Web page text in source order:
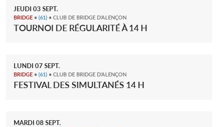
JEUDI 03 SEPT.
BRIDGE • (61) • CLUB DE BRIDGE D'ALENÇON
TOURNOI DE RÉGULARITÉ À 14 H
LUNDI 07 SEPT.
BRIDGE • (61) • CLUB DE BRIDGE D'ALENÇON
FESTIVAL DES SIMULTANÉS 14 H
MARDI 08 SEPT.